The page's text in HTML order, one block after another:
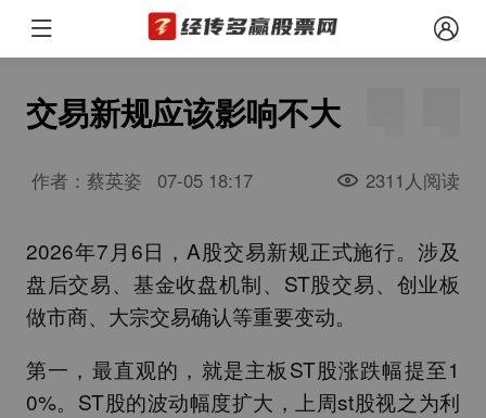
交易新规应该影响不大
作者：蔡英姿 07-05 18:17 2311人阅读
2026年7月6日，A股交易新规正式施行。涉及
盘后交易、基金收盘机制、ST股交易、创业板
做市商、大宗交易确认等重要变动。
第一，最直观的，就是主板ST股涨跌幅提至1
0%。ST股的波动幅度扩大，上周st股视之为利